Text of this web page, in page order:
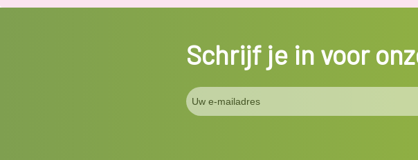
Schrijf je in voor